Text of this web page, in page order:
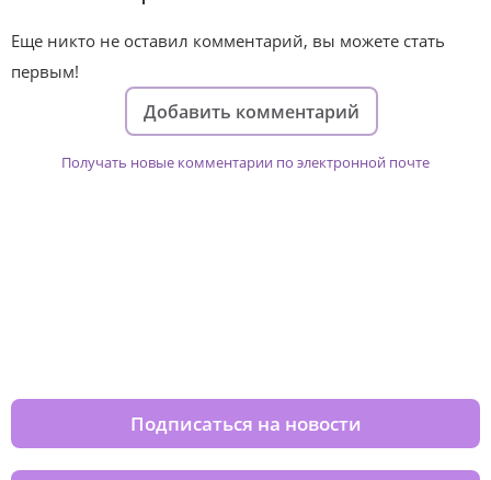
Еще никто не оставил комментарий, вы можете стать
первым!
Добавить комментарий
Получать новые комментарии по электронной почте
Подписаться на новости